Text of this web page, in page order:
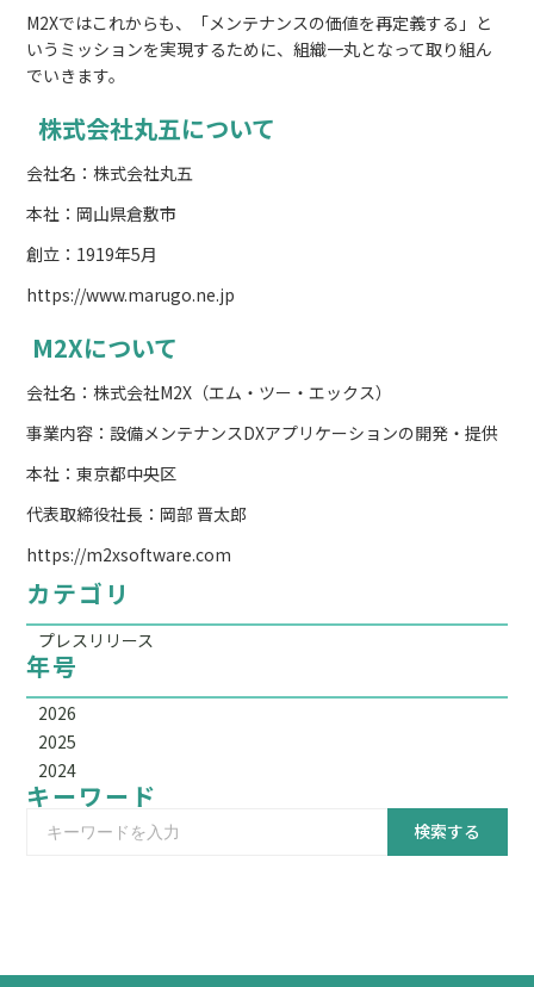
M2Xではこれからも、「メンテナンスの価値を再定義する」と
いうミッションを実現するために、組織一丸となって取り組ん
でいきます。
株式会社丸五について
会社名：株式会社丸五
本社：岡山県倉敷市
創立：1919年5月
https://www.marugo.ne.jp
M2Xについて
会社名：株式会社M2X（エム・ツー・エックス）
事業内容：設備メンテナンスDXアプリケーションの開発・提供
本社：東京都中央区
代表取締役社長：岡部 晋太郎
https://m2xsoftware.com
カテゴリ
プレスリリース
年号
2026
2025
2024
キーワード
検索する